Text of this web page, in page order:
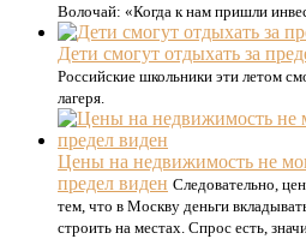
Волочай: «Когда к нам пришли
Дети смогут отдыхать за
Российские школьники эти летом
лагеря.
Цены на недвижимость не
предел виден Следовательно,
тем, что в Москву деньги
строить на местах. Спрос есть,